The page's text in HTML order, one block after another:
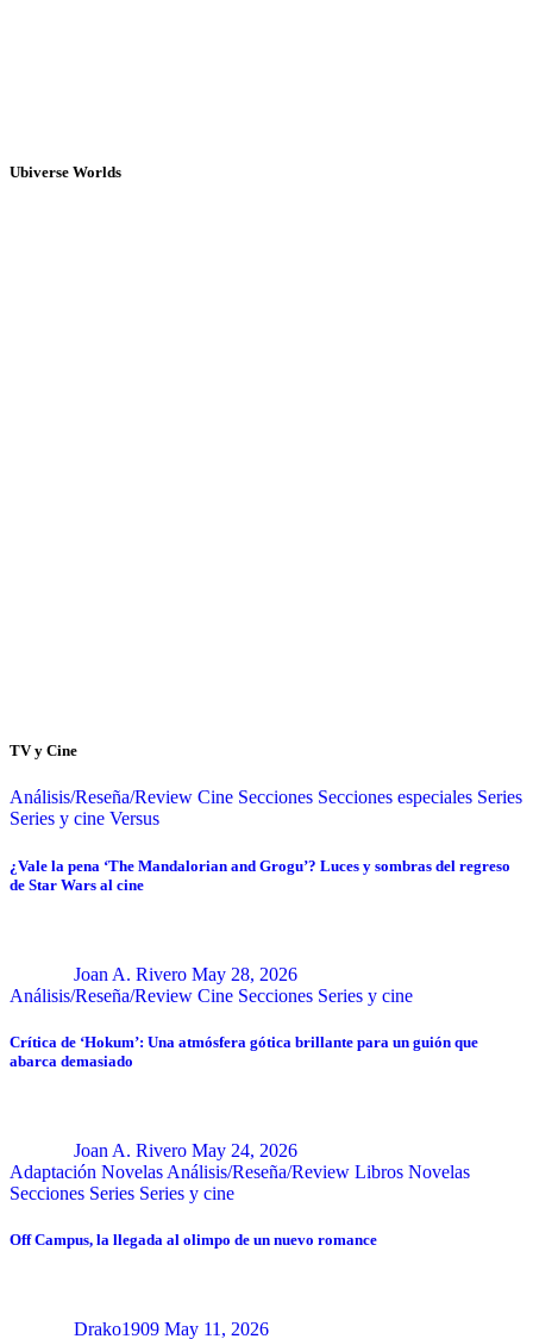
Ubiverse Worlds
TV y Cine
Análisis/Reseña/Review Cine Secciones Secciones especiales Series
Series y cine Versus
¿Vale la pena ‘The Mandalorian and Grogu’? Luces y sombras del regreso
de Star Wars al cine
Joan A. Rivero May 28, 2026
Análisis/Reseña/Review Cine Secciones Series y cine
Crítica de ‘Hokum’: Una atmósfera gótica brillante para un guión que
abarca demasiado
Joan A. Rivero May 24, 2026
Adaptación Novelas Análisis/Reseña/Review Libros Novelas
Secciones Series Series y cine
Off Campus, la llegada al olimpo de un nuevo romance
Drako1909 May 11, 2026